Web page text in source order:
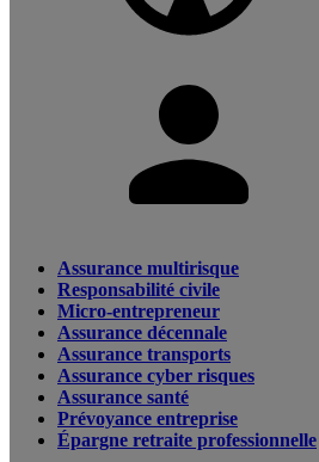
Assurance multirisque
Responsabilité civile
Micro-entrepreneur
Assurance décennale
Assurance transports
Assurance cyber risques
Assurance santé
Prévoyance entreprise
Épargne retraite professionnelle